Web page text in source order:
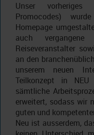
Unser vorheriges
Promocodes)
Homepage
auch vergangene
Reiseveranstalter
an den
unserem neuen
Teilkonzept in
sämtliche
erweitert, sodass wir
guten und
Neu ist ausserdem,